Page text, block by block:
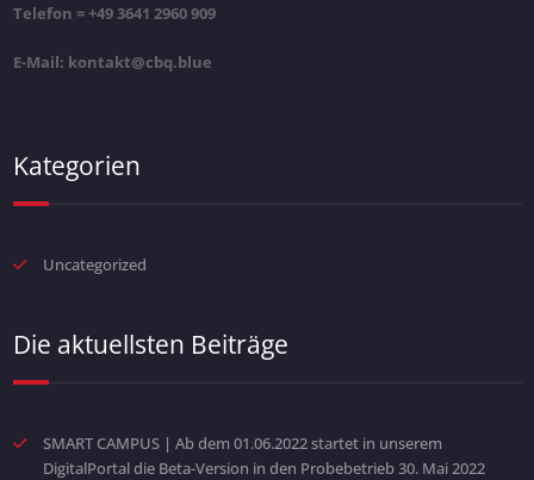
Telefon = +49 3641 2960 909
E-Mail: kontakt@cbq.blue
Kategorien
Uncategorized
Die aktuellsten Beiträge
SMART CAMPUS | Ab dem 01.06.2022 startet in unserem
DigitalPortal die Beta-Version in den Probebetrieb30. Mai 2022